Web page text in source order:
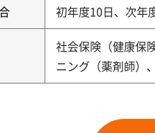
初年度10日、次年
社会保険（健康保
ニング（薬剤師）